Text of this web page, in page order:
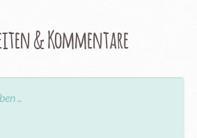
& Kommentare